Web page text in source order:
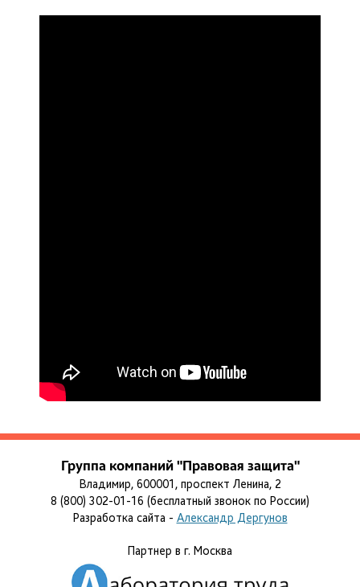
Группа компаний "Правовая защита"
Владимир, 600001, проспект Ленина, 2
8 (800) 302-01-16 (бесплатный звонок по России)
Разработка сайта - Александр Дергунов
Партнер в г. Москва